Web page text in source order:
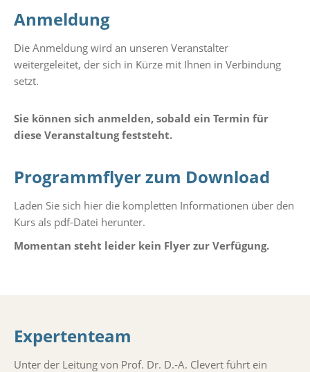
Anmeldung
Die Anmeldung wird an unseren Veranstalter
weitergeleitet, der sich in Kürze mit Ihnen in Verbindung
setzt.
Sie können sich anmelden, sobald ein Termin für
diese Veranstaltung feststeht.
Programmflyer zum Download
Laden Sie sich hier die kompletten Informationen über den
Kurs als pdf-Datei herunter.
Momentan steht leider kein Flyer zur Verfügung.
Expertenteam
Unter der Leitung von Prof. Dr. D.-A. Clevert führt ein